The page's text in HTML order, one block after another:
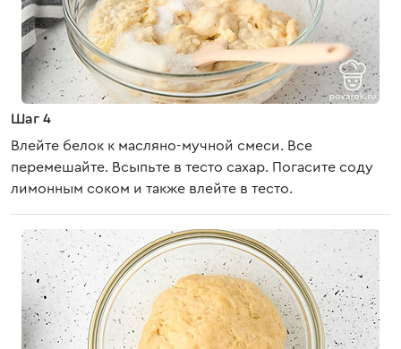
Шаг 4
Влейте белок к масляно-мучной смеси. Все
перемешайте. Всыпьте в тесто сахар. Погасите соду
лимонным соком и также влейте в тесто.